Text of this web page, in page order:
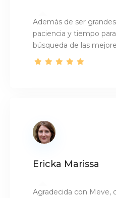
Además de ser
paciencia y tiempo
búsqueda de las
Ericka Marissa
Agradecida con Meve,